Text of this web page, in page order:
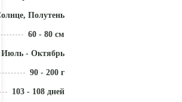
Полутень
60 - 80 см
Июль - Октябрь
90 - 200 г
103 - 108 дней